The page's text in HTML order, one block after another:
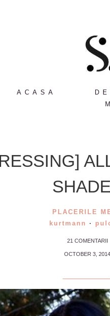
ACASA
PLACERILE
kurtmann
·
21 COMENTARII
OCTOBER 3, 2014